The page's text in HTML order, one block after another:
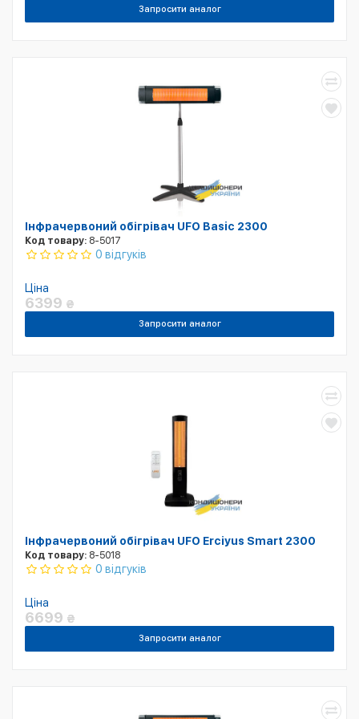
Запросити аналог
Інфрачервоний обігрівач UFO Basic 2300
Код товару: 8-5017
0 відгуків
Ціна
6399 ₴
Запросити аналог
Інфрачервоний обігрівач UFO Erciyus Smart 2300
Код товару: 8-5018
0 відгуків
Ціна
6699 ₴
Запросити аналог